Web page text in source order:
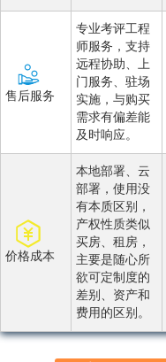
售后服务
专业考评工程
师服务，支持
远程协助、上
门服务、驻场
实施，与购买
需求有偏差能
及时响应。
价格成本
本地部署、云
部署，使用没
有本质区别，
产权性质类似
买房、租房，
主要是随心所
欲可定制度的
差别、资产和
费用的区别。